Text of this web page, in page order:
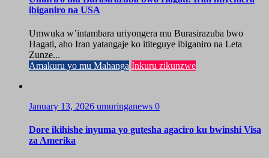
ibiganiro na USA
Umwuka w’intambara uriyongera mu Burasirazuba bwo
Hagati, aho Iran yatangaje ko ititeguye ibiganiro na Leta
Zunze...
Amakuru yo mu Mahanga Inkuru zikunzwe
January 13, 2026 umuringanews 0
Dore ikihishe inyuma yo gutesha agaciro ku bwinshi Visa
za Amerika